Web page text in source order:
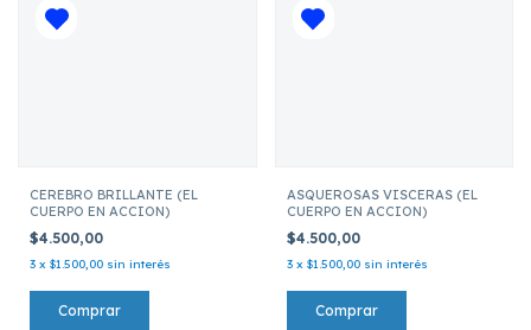
CEREBRO BRILLANTE (EL
CUERPO EN ACCION)
$4.500,00
3 x $1.500,00 sin interés
ASQUEROSAS VISCERAS (EL
CUERPO EN ACCION)
$4.500,00
3 x $1.500,00 sin interés